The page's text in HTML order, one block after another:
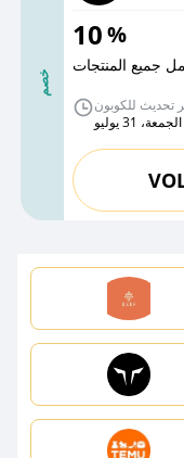
خصم
10%
جميع المنتجات
تحديث للكوبون
الجمعة، 31 يوليو